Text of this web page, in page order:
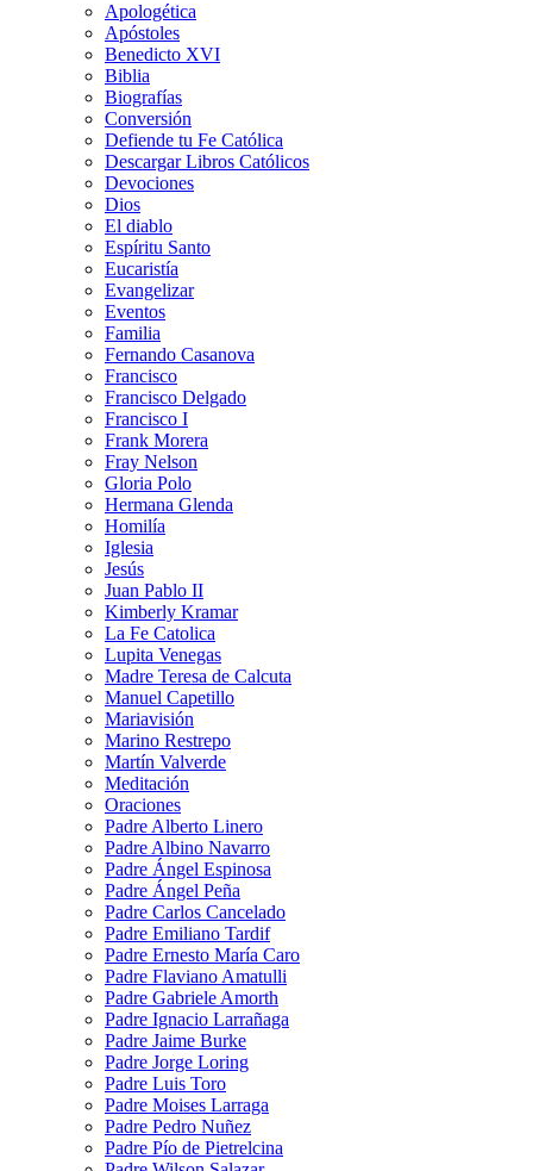
Apologética
Apóstoles
Benedicto XVI
Biblia
Biografías
Conversión
Defiende tu Fe Católica
Descargar Libros Católicos
Devociones
Dios
El diablo
Espíritu Santo
Eucaristía
Evangelizar
Eventos
Familia
Fernando Casanova
Francisco
Francisco Delgado
Francisco I
Frank Morera
Fray Nelson
Gloria Polo
Hermana Glenda
Homilía
Iglesia
Jesús
Juan Pablo II
Kimberly Kramar
La Fe Catolica
Lupita Venegas
Madre Teresa de Calcuta
Manuel Capetillo
Mariavisión
Marino Restrepo
Martín Valverde
Meditación
Oraciones
Padre Alberto Linero
Padre Albino Navarro
Padre Ángel Espinosa
Padre Ángel Peña
Padre Carlos Cancelado
Padre Emiliano Tardif
Padre Ernesto María Caro
Padre Flaviano Amatulli
Padre Gabriele Amorth
Padre Ignacio Larrañaga
Padre Jaime Burke
Padre Jorge Loring
Padre Luis Toro
Padre Moises Larraga
Padre Pedro Nuñez
Padre Pío de Pietrelcina